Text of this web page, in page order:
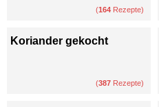
(164 Rezepte)
Koriander gekocht
(387 Rezepte)